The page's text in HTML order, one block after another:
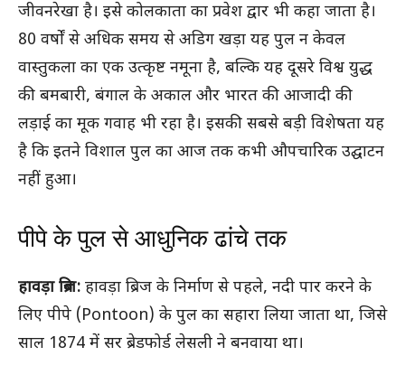
जीवनरेखा है। इसे कोलकाता का प्रवेश द्वार भी कहा जाता है।
80 वर्षों से अधिक समय से अडिग खड़ा यह पुल न केवल
वास्तुकला का एक उत्कृष्ट नमूना है, बल्कि यह दूसरे विश्व युद्ध
की बमबारी, बंगाल के अकाल और भारत की आजादी की
लड़ाई का मूक गवाह भी रहा है। इसकी सबसे बड़ी विशेषता यह
है कि इतने विशाल पुल का आज तक कभी औपचारिक उद्घाटन
नहीं हुआ।
पीपे के पुल से आधुनिक ढांचे तक
हावड़ा ब्रिज: हावड़ा ब्रिज के निर्माण से पहले, नदी पार करने के
लिए पीपे (Pontoon) के पुल का सहारा लिया जाता था, जिसे
साल 1874 में सर ब्रेडफोर्ड लेसली ने बनवाया था।